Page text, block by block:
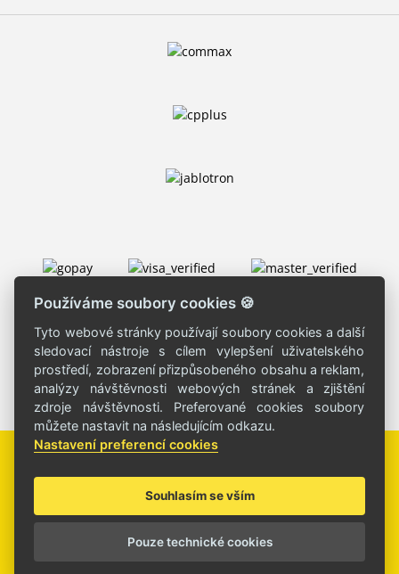
© Copyright 2026 ROJKA s.r.o.
Frogi design s.r.o.
Používáme soubory cookies 🍪
Tyto webové stránky používají soubory cookies a další
sledovací nástroje s cílem vylepšení uživatelského
prostředí, zobrazení přizpůsobeného obsahu a reklam,
analýzy návštěvnosti webových stránek a zjištění
zdroje návštěvnosti. Preferované cookies soubory
můžete nastavit na následujícím odkazu.
Nastavení preferencí cookies
Souhlasím se vším
Pouze technické cookies